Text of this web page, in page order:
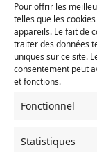
Pour offrir les
telles que les
appareils. Le fait de
traiter des données
uniques sur ce site.
consentement peut
et fonctions.
Fonctionnel
Statistiques
Vertiges
Temps libre
Refuges
RECHERCHER
for: